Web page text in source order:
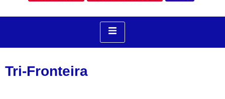
Tri-Fronteira